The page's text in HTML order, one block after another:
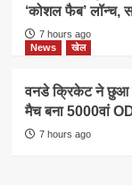
‘कोशल फैब’ लॉन्च,
7 hours ago
News
खेल
वनडे क्रिकेट ने छुआ
मैच बना 5000वां
7 hours ago